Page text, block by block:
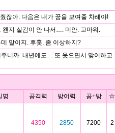
잖아. 다음은 내가 꿈을 보여줄 차례야!
지 실감이 안 나서…. 미안. 고마워.
말이지. 후훗, 좀 이상하지?
니까. 내년에도… 또 웃으면서 맞이하고
명 공격력 방어력 공+방 ☆
4350 2850 7200 2